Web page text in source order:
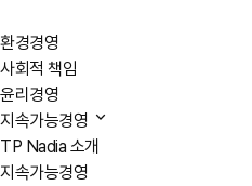
환경경영
사회적 책임
윤리경영
지속가능경영
TP Nadia 소개
지속가능경영